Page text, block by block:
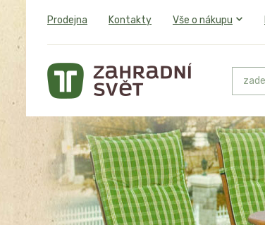
Prodejna Kontakty Vše o nákupu